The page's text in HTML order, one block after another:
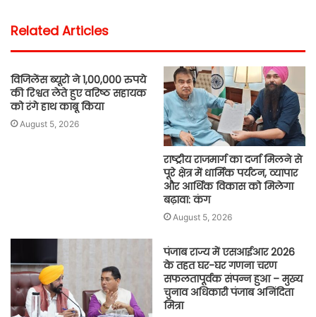
Related Articles
विजिलेंस ब्यूरो ने 1,00,000 रुपये
की रिश्वत लेते हुए वरिष्ठ सहायक
को रंगे हाथ काबू किया
August 5, 2026
राष्ट्रीय राजमार्ग का दर्जा मिलने से
पूरे क्षेत्र में धार्मिक पर्यटन, व्यापार
और आर्थिक विकास को मिलेगा
बढ़ावा: कंग
August 5, 2026
पंजाब राज्य में एसआईआर 2026
के तहत घर-घर गणना चरण
सफलतापूर्वक संपन्न हुआ – मुख्य
चुनाव अधिकारी पंजाब अनिंदिता
मित्रा